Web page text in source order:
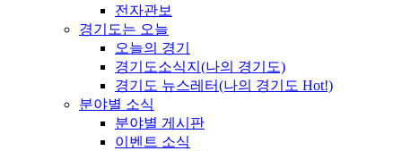
전자관보
경기도는 오늘
오늘의 경기
경기도소식지(나의 경기도)
경기도 뉴스레터(나의 경기도 Hot!)
분야별 소식
분야별 게시판
이벤트 소식